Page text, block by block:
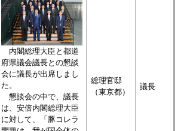
内閣総理大臣と都道
府県議会議長との懇談
会に議長が出席しまし
た。
懇談会の中で、議長
は、安倍内閣総理大臣
に対して、「豚コレラ
総理官邸
（東京都）
議長